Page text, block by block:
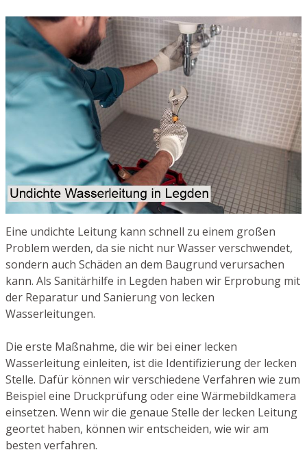
Eine undichte Leitung kann schnell zu einem großen
Problem werden, da sie nicht nur Wasser verschwendet,
sondern auch Schäden an dem Baugrund verursachen
kann. Als Sanitärhilfe in Legden haben wir Erprobung mit
der Reparatur und Sanierung von lecken
Wasserleitungen.
Die erste Maßnahme, die wir bei einer lecken
Wasserleitung einleiten, ist die Identifizierung der lecken
Stelle. Dafür können wir verschiedene Verfahren wie zum
Beispiel eine Druckprüfung oder eine Wärmebildkamera
einsetzen. Wenn wir die genaue Stelle der lecken Leitung
geortet haben, können wir entscheiden, wie wir am
besten verfahren.